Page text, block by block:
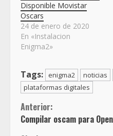
Disponible Movistar
Oscars
24 de enero de 2020
En «Instalacion
Enigma2»
Tags: enigma2 noticias
plataformas digitales
Sigue
leyendo
Anterior:
Compilar oscam para